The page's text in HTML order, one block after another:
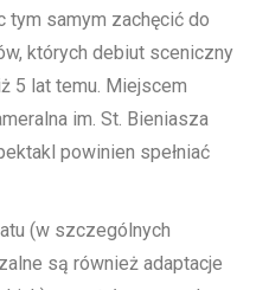
tym samym zachęcić do
których debiut sceniczny
5 lat temu. Miejscem
im. St. Bieniasza
powinien spełniać
(w szczególnych
są również adaptacje